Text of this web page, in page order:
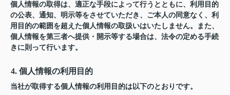
個人情報の取得は、適正な手段によって行うとともに、利用目的
の公表、通知、明示等をさせていただき、ご本人の同意なく、利
用目的の範囲を超えた個人情報の取扱いはいたしません。また、
個人情報を第三者へ提供・開示等する場合は、法令の定める手続
きに則って行います。
4. 個人情報の利用目的
当社が取得する個人情報の利用目的は以下のとおりです。